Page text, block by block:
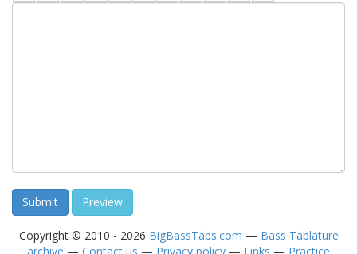
Copyright © 2010 - 2026 BigBassTabs.com — Bass Tablature